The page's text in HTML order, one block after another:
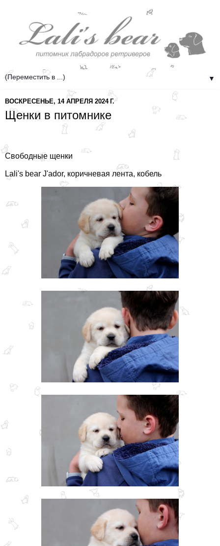
▼
ВОСКРЕСЕНЬЕ, 14 АПРЕЛЯ 2024 Г.
Щенки в питомнике
Свободные щенки
Lali's bear J'ador, коричневая лента, кобель